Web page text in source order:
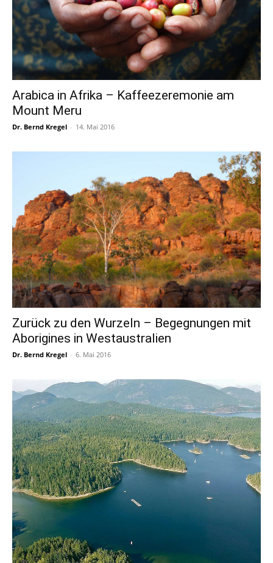
Arabica in Afrika – Kaffeezeremonie am
Mount Meru
Dr. Bernd Kregel - 14. Mai 2016
Zurück zu den Wurzeln – Begegnungen mit
Aborigines in Westaustralien
Dr. Bernd Kregel - 6. Mai 2016